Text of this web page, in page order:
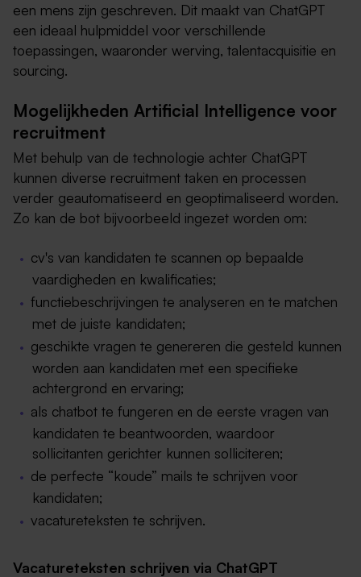
een mens zijn geschreven. Dit maakt van ChatGPT
een ideaal hulpmiddel voor verschillende
toepassingen, waaronder werving, talentacquisitie en
sourcing.
Mogelijkheden Artificial Intelligence voor
recruitment
Met behulp van de technologie achter ChatGPT
kunnen diverse recruitment taken en processen
verder geautomatiseerd en geoptimaliseerd worden.
Zo kan de bot bijvoorbeeld ingezet worden om:
cv's van kandidaten te scannen op bepaalde
vaardigheden en kwalificaties;
functiebeschrijvingen te analyseren en te matchen
met de juiste kandidaten;
geschikte vragen te genereren die gesteld kunnen
worden aan kandidaten met een specifieke
achtergrond en ervaring;
als chatbot te fungeren en de eerste vragen van
kandidaten te beantwoorden, waardoor
sollicitanten gerichter kunnen solliciteren;
de perfecte “koude” mails te schrijven voor
kandidaten;
vacatureteksten te schrijven.
Vacatureteksten schrijven via ChatGPT